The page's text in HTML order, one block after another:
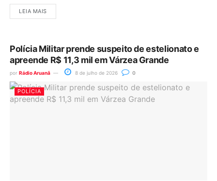
LEIA MAIS
Polícia Militar prende suspeito de estelionato e
apreende R$ 11,3 mil em Várzea Grande
por Rádio Aruanã 8 de julho de 2026 0
POLÍCIA